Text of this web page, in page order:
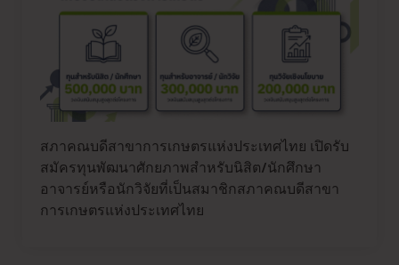
สภาคณบดีสาขาการเกษตรแห่งประเทศไทย เปิดรับ
สมัครทุนพัฒนาศักยภาพสำหรับนิสิต/นักศึกษา
อาจารย์หรือนักวิจัยที่เป็นสมาชิกสภาคณบดีสาขา
การเกษตรแห่งประเทศไทย